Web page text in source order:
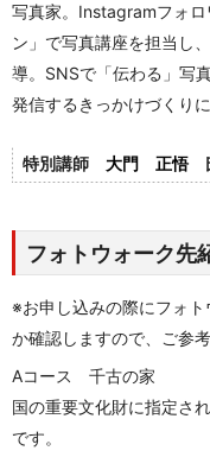
写真家。Instagramフォ
ン」で写真講座を担当し
導。SNSで「伝わる」写
発信するきっかけづくり
特別講師 大門 正悟
フォトウォーク先
※お申し込みの際にフォ
か確認しますので、ご参
Aコース 千古の家
国の重要文化財に指定さ
です。